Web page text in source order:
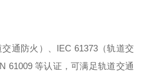
通防火）、IEC 61373（轨道交
61009 等认证，可满足轨道交通